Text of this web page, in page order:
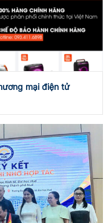
mại điện tử